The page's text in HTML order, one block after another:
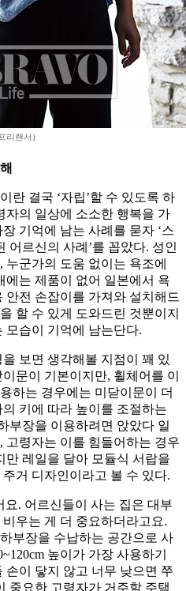
리랜서)
란 결국 ‘자립’할 수 있도록 하
자의 일상에 소소한 행복을 가
기억에 남는 사례를 묻자 ‘스
어르신의 사례’를 꼽았다. 성인
군가의 도움 없이는 욕조에
에는 제품이 없어 일본에서 욕
안전 손잡이를 가져와 설치해드
할 수 있게 도와드린 것뿐이지
모습이 기억에 남는단다.
보면 생각해볼 지점이 꽤 있
문이 기본이지만, 휠체어를 이
하는 경우에는 미닫이문이 더
키에 따라 높이를 조절하는
부장을 이용하려면 앉았다 일
고령자는 이를 힘들어하는 경우
만 레일을 달아 모듈식 서랍을
거 디자인이라고 볼 수 있다.
. 어르신들이 사는 집은 대부
우는 게 더 중요하더라고요.
부장을 수납하는 공간으로 사
높이가 가장 사용하기
손이 닿지 않고 너무 낮으면 쭈
중요한 고령자가 거주할 주택